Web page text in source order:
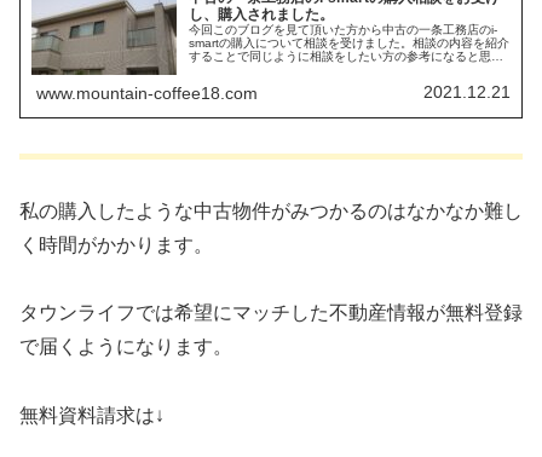
し、購入されました。
今回このブログを見て頂いた方から中古の一条工務店のi-
smartの購入について相談を受けました。相談の内容を紹介
することで同じように相談をしたい方の参考になると思い
www.mountain-coffee18.com 2021.12.21
私の購入したような中古物件がみつかるのはなかなか難し
く時間がかかります。
タウンライフでは希望にマッチした不動産情報が無料登録
で届くようになります。
無料資料請求は↓